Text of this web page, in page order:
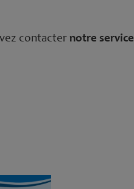
contacter notre service